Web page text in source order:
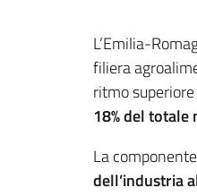
L’Emilia-
filiera
ritmo
18% del totale
La
dell’industria